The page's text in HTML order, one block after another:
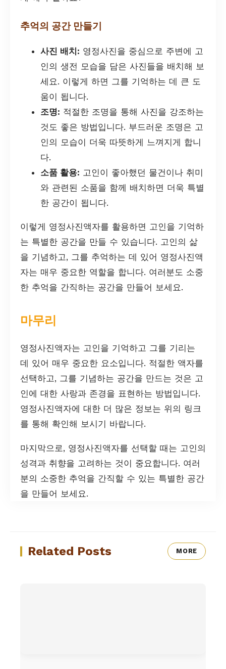
추억의 공간 만들기
사진 배치: 영정사진을 중심으로 주변에 고
인의 생전 모습을 담은 사진들을 배치해 보
세요. 이렇게 하면 그를 기억하는 데 큰 도
움이 됩니다.
조명: 적절한 조명을 통해 사진을 강조하는
것도 좋은 방법입니다. 부드러운 조명은 고
인의 모습이 더욱 따뜻하게 느껴지게 합니
다.
소품 활용: 고인이 좋아했던 물건이나 취미
와 관련된 소품을 함께 배치하면 더욱 특별
한 공간이 됩니다.
이렇게 영정사진액자를 활용하면 고인을 기억하
는 특별한 공간을 만들 수 있습니다. 고인의 삶
을 기념하고, 그를 추억하는 데 있어 영정사진액
자는 매우 중요한 역할을 합니다. 여러분도 소중
한 추억을 간직하는 공간을 만들어 보세요.
마무리
영정사진액자는 고인을 기억하고 그를 기리는
데 있어 매우 중요한 요소입니다. 적절한 액자를
선택하고, 그를 기념하는 공간을 만드는 것은 고
인에 대한 사랑과 존경을 표현하는 방법입니다.
영정사진액자에 대한 더 많은 정보는 위의 링크
를 통해 확인해 보시기 바랍니다.
마지막으로, 영정사진액자를 선택할 때는 고인의
성격과 취향을 고려하는 것이 중요합니다. 여러
분의 소중한 추억을 간직할 수 있는 특별한 공간
을 만들어 보세요.
Related Posts MORE